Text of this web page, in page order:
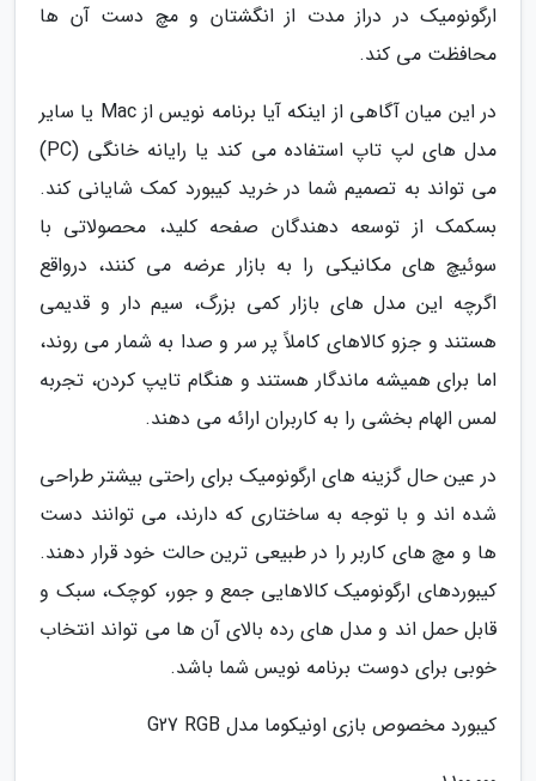
ارگونومیک در دراز مدت از انگشتان و مچ دست آن ها
محافظت می کند.
در این میان آگاهی از اینکه آیا برنامه نویس از Mac یا سایر
مدل های لپ تاپ استفاده می کند یا رایانه خانگی (PC)
می تواند به تصمیم شما در خرید کیبورد کمک شایانی کند.
بسکمک از توسعه دهندگان صفحه کلید، محصولاتی با
سوئیچ های مکانیکی را به بازار عرضه می کنند، درواقع
اگرچه این مدل های بازار کمی بزرگ، سیم دار و قدیمی
هستند و جزو کالاهای کاملاً پر سر و صدا به شمار می روند،
اما برای همیشه ماندگار هستند و هنگام تایپ کردن، تجربه
لمس الهام بخشی را به کاربران ارائه می دهند.
در عین حال گزینه های ارگونومیک برای راحتی بیشتر طراحی
شده اند و با توجه به ساختاری که دارند، می توانند دست
ها و مچ های کاربر را در طبیعی ترین حالت خود قرار دهند.
کیبوردهای ارگونومیک کالاهایی جمع و جور، کوچک، سبک و
قابل حمل اند و مدل های رده بالای آن ها می تواند انتخاب
خوبی برای دوست برنامه نویس شما باشد.
کیبورد مخصوص بازی اونیکوما مدل G27 RGB